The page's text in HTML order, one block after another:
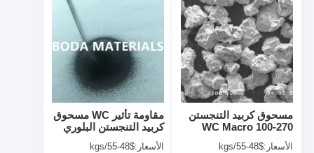
المنتجات
حولنا
جولة في المصنع
مراقبة الجودة
مقاومة تأثير WC مسحوق
كربيد التنجستن البلوري
الكلي كثافة عالية
الأسعار:$48-55/kgs
مسحوق كربيد التنجستن
WC Macro 100-270
مش كمرحلة صعبة
الأسعار:$48-55/kgs